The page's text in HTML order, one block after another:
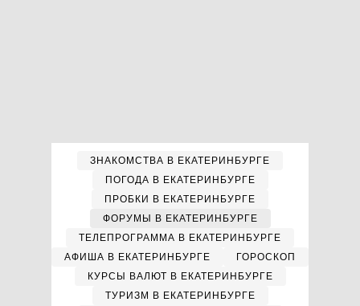
ЗНАКОМСТВА В ЕКАТЕРИНБУРГЕ
ПОГОДА В ЕКАТЕРИНБУРГЕ
ПРОБКИ В ЕКАТЕРИНБУРГЕ
ФОРУМЫ В ЕКАТЕРИНБУРГЕ
ТЕЛЕПРОГРАММА В ЕКАТЕРИНБУРГЕ
АФИША В ЕКАТЕРИНБУРГЕ
ГОРОСКОП
КУРСЫ ВАЛЮТ В ЕКАТЕРИНБУРГЕ
ТУРИЗМ В ЕКАТЕРИНБУРГЕ